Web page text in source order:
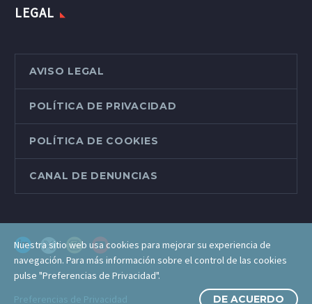
LEGAL
AVISO LEGAL
POLÍTICA DE PRIVACIDAD
POLÍTICA DE COOKIES
CANAL DE DENUNCIAS
Nuestra sitio web usa cookies para mejorar su experiencia de
navegación. Para más información sobre el control de las cookies
pulse "Preferencias de Privacidad".
Preferencias de Privacidad
DE ACUERDO